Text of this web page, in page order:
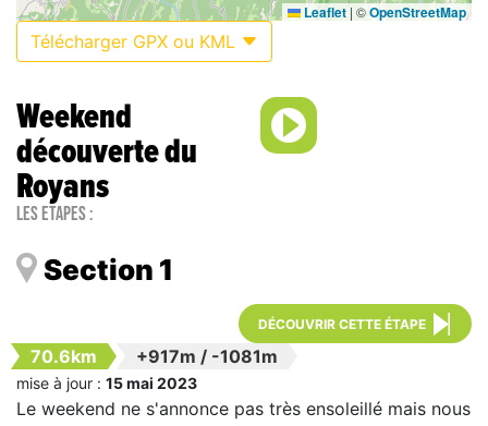
Leaflet | ©OpenStreetMap
Télécharger GPX ou KML
Weekend
découverte du
Royans
Les étapes :
Section 1
DÉCOUVRIR CETTE ÉTAPE
70.6km +917m / -1081m
mise à jour : 15 mai 2023
Le weekend ne s'annonce pas très ensoleillé mais nous